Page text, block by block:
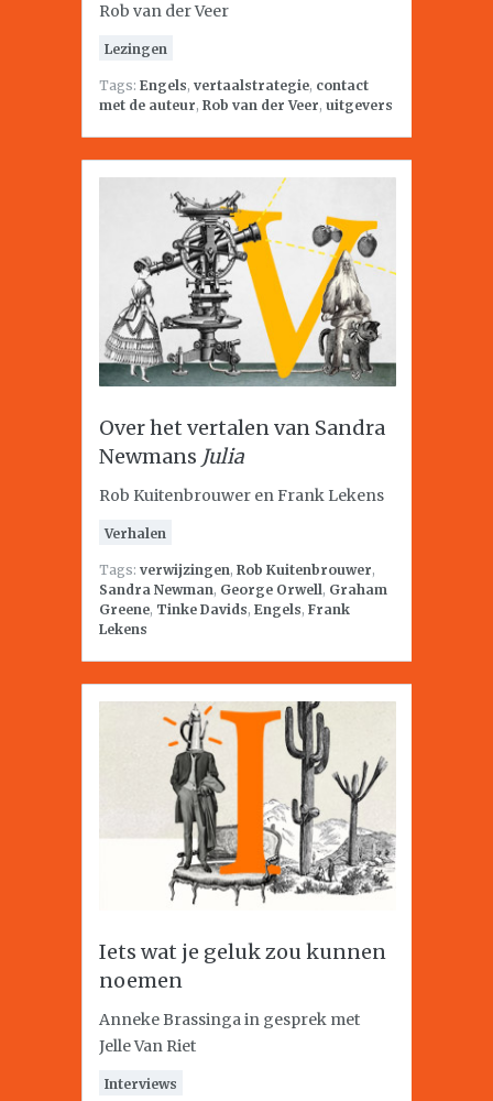
Rob van der Veer
Lezingen
Tags: Engels, vertaalstrategie, contact
met de auteur, Rob van der Veer, uitgevers
Over het vertalen van Sandra
Newmans Julia
Rob Kuitenbrouwer en Frank Lekens
Verhalen
Tags: verwijzingen, Rob Kuitenbrouwer,
Sandra Newman, George Orwell, Graham
Greene, Tinke Davids, Engels, Frank
Lekens
Iets wat je geluk zou kunnen
noemen
Anneke Brassinga in gesprek met
Jelle Van Riet
Interviews